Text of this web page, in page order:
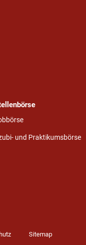
und Praktikumsbörse
Sitemap